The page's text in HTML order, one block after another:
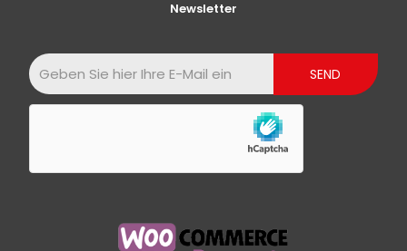
Newsletter